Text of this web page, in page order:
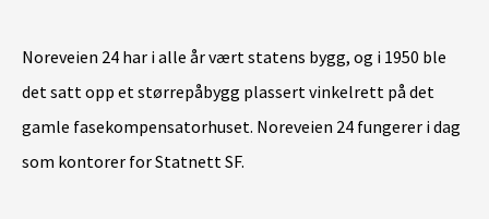
Noreveien 24 har i alle år vært statens bygg, og i 1950 ble
det satt opp et størrepåbygg plassert vinkelrett på det
gamle fasekompensatorhuset. Noreveien 24 fungerer i dag
som kontorer for Statnett SF.